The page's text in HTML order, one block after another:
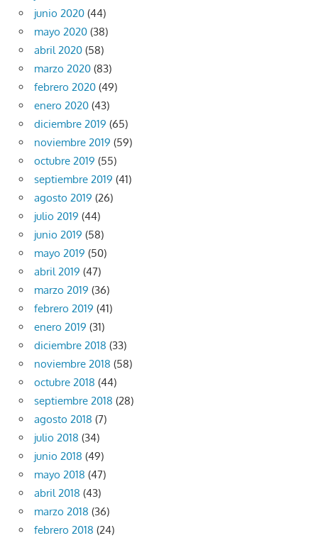
junio 2020 (44)
mayo 2020 (38)
abril 2020 (58)
marzo 2020 (83)
febrero 2020 (49)
enero 2020 (43)
diciembre 2019 (65)
noviembre 2019 (59)
octubre 2019 (55)
septiembre 2019 (41)
agosto 2019 (26)
julio 2019 (44)
junio 2019 (58)
mayo 2019 (50)
abril 2019 (47)
marzo 2019 (36)
febrero 2019 (41)
enero 2019 (31)
diciembre 2018 (33)
noviembre 2018 (58)
octubre 2018 (44)
septiembre 2018 (28)
agosto 2018 (7)
julio 2018 (34)
junio 2018 (49)
mayo 2018 (47)
abril 2018 (43)
marzo 2018 (36)
febrero 2018 (24)